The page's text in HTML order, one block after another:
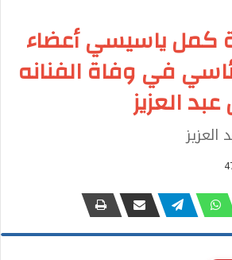
كمل ياسيسي أعضاء
في وفاة الفنانه
العزيز